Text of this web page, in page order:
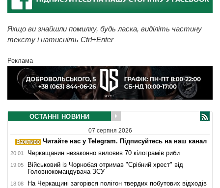
Якщо ви знайшли помилку, будь ласка, виділіть частину
тексту і натисніть Ctrl+Enter
Реклама
ОСТАННІ НОВИНИ
07 серпня 2026
Читайте нас у Telegram. Підписуйтесь на наш канал
20:01 Черкащанин незаконно виловив 70 кілограмів риби
19:05
Військовий із Чорнобая отримав "Срібний хрест" від
Головнокомандувача ЗСУ
18:08 На Черкащині загорівся полігон твердих побутових відходів